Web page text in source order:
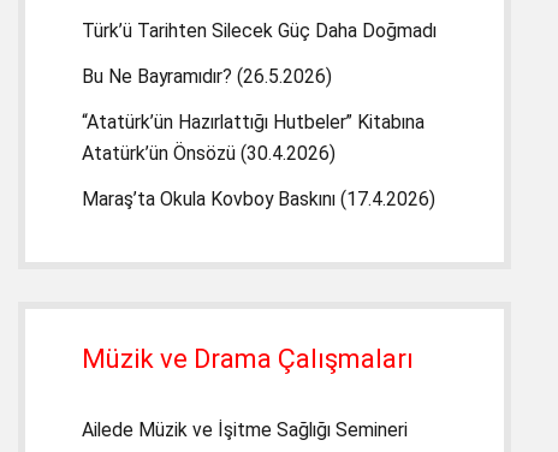
Türk’ü Tarihten Silecek Güç Daha Doğmadı
Bu Ne Bayramıdır? (26.5.2026)
“Atatürk’ün Hazırlattığı Hutbeler” Kitabına
Atatürk’ün Önsözü (30.4.2026)
Maraş’ta Okula Kovboy Baskını (17.4.2026)
Müzik ve Drama Çalışmaları
Ailede Müzik ve İşitme Sağlığı Semineri